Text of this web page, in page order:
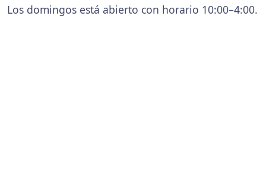
Los domingos está abierto con horario 10:00–4:00.